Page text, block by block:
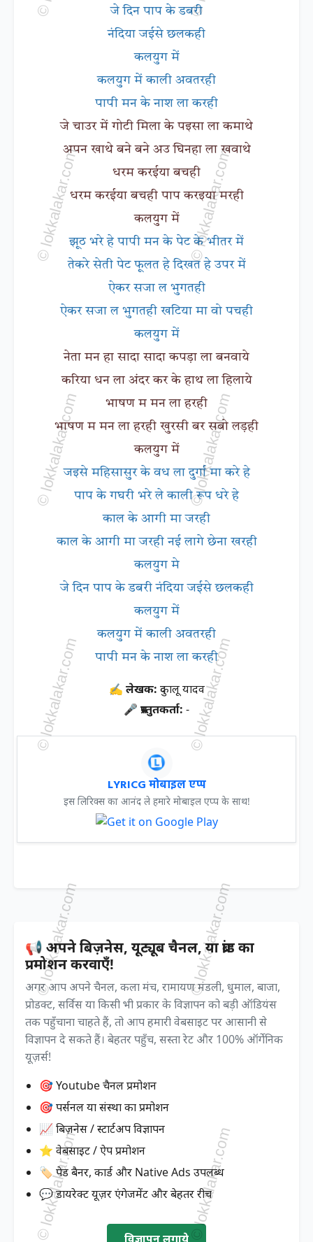
जे दिन पाप के डबरी
नंदिया जईसे छलकही
कलयुग में
कलयुग में काली अवतरही
पापी मन के नाश ला करही
जे चाउर में गोटी मिला के पइसा ला कमाथे
अपन खाथे बने बने अउ घिनहा ला खवाथे
धरम करईया बचही
धरम करईया बचही पाप करइया मरही
कलयुग में
झूठ भरे हे पापी मन के पेट के भीतर में
तेकरे सेती पेट फूलत हे दिखत हे उपर में
ऐकर सजा ल भुगतही
ऐकर सजा ल भुगतही खटिया मा वो पचही
कलयुग में
नेता मन हा सादा सादा कपड़ा ला बनवाये
करिया धन ला अंदर कर के हाथ ला हिलाये
भाषण म मन ला हरही
भाषण म मन ला हरही खुरसी बर सबो लड़ही
कलयुग में
जइसे महिसासुर के वध ला दुर्गा मा करे हे
पाप के गघरी भरे ले काली रूप धरे हे
काल के आगी मा जरही
काल के आगी मा जरही नई लागे छेना खरही
कलयुग मे
जे दिन पाप के डबरी नंदिया जईसे छलकही
कलयुग में
कलयुग में काली अवतरही
पापी मन के नाश ला करही
✍ लेखक: दुकालू यादव
🎤 प्रस्तुतकर्ता: -
LYRICG मोबाइल एप्प
इस लिरिक्स का आनंद ले हमारे मोबाइल एप्प के साथ!
📢 अपने बिज़नेस, यूट्यूब चैनल, या ब्रांड का
प्रमोशन करवाएँ!
अगर आप अपने चैनल, कला मंच, रामायण मंडली, धुमाल, बाजा,
प्रोडक्ट, सर्विस या किसी भी प्रकार के विज्ञापन को बड़ी ऑडियंस
तक पहुँचाना चाहते हैं, तो आप हमारी वेबसाइट पर आसानी से
विज्ञापन दे सकते हैं। बेहतर पहुँच, सस्ता रेट और 100% ऑर्गेनिक
यूज़र्स!
🎯 Youtube चैनल प्रमोशन
🎯 पर्सनल या संस्था का प्रमोशन
📈 बिज़नेस / स्टार्टअप विज्ञापन
⭐ वेबसाइट / ऐप प्रमोशन
🏷️ पेड बैनर, कार्ड और Native Ads उपलब्ध
💬 डायरेक्ट यूज़र एंगेजमेंट और बेहतर रीच
विज्ञापन लगाये